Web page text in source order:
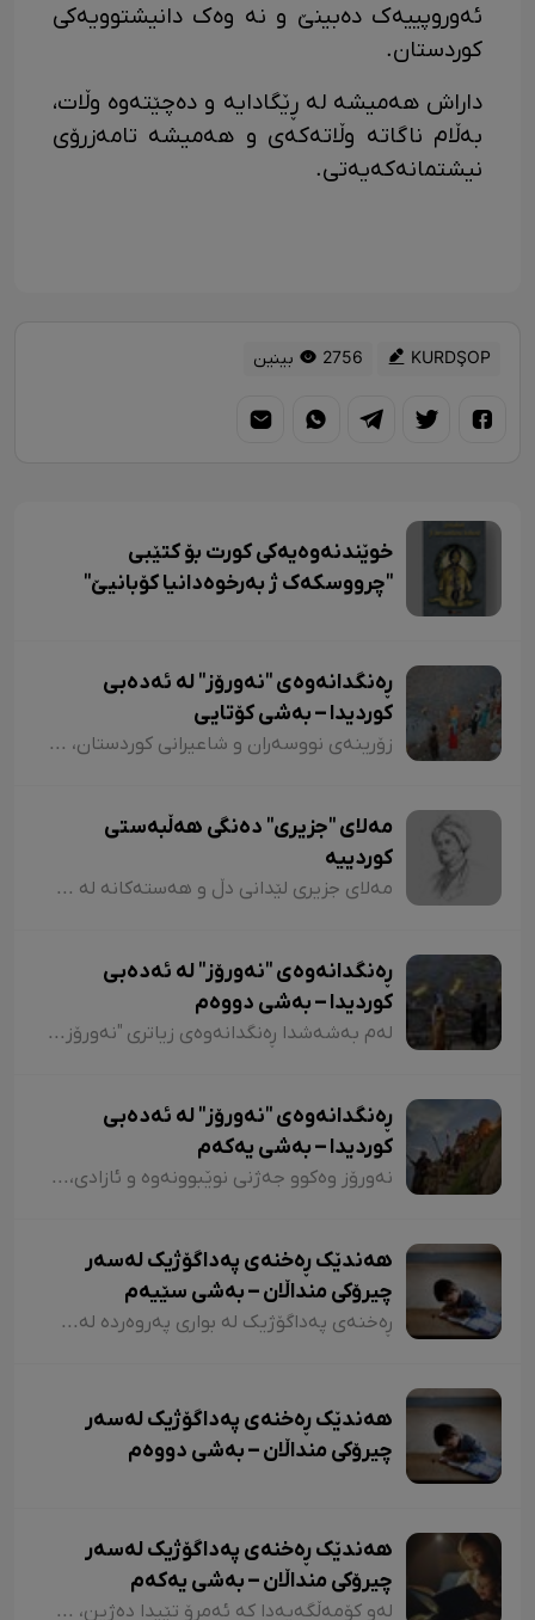
ئەوروپییەک دەبینێ و نە وەک دانیشتوویەکی
کوردستان.
داراش هەمیشە لە ڕێگادایە و دەچێتەوە وڵات،
بەڵام ناگاتە وڵاتەکەی و هەمیشە تامەزرۆی
نیشتمانەکەیەتی.
KURDŞOP 2756 بینین
خوێندنەوەیەکی کورت بۆ کتێبی
"چرووسکەک ژ بەرخوەدانیا کۆبانیێ"
ڕەنگدانەوەی "نەورۆز" لە ئەدەبی
کوردیدا – بەشی کۆتایی
زۆرینەی نووسەران و شاعیرانی کوردستان، لە شیعر و دەقەکانیاندا بە شێوازی جۆراوجۆر باسی نەورۆزیان کردووە کە لەبەر نەبوونی مەجال تەنیا ئاماژەمان بە چەند شاعیر و چەند نموونە شیعر کرد. پێم خۆشە لە کۆتاییشدا ئاماژە بەوە بکەم کە شاعیران "موخلیس، عەونی، هەژار، زاری، عەلی حەسەنیانی، ژیلا حسەینی، محەممەد ساڵح دیلان، ئەسیری، ناسر ئاغابرا، جەلال مەلەکشا، شێرکۆ بێکەس و عەبدوڵڵا پەشێو و..." لە چەندین شیعریاندا باسی "نەورۆز"یان کردووە و لەسەر کوردستانیبوونی نەورۆز جەختیان کردووەتەوە.
مەلای "جزیری" دەنگی هەڵبەستی
کوردییە
مەلای جزیری لێدانی دڵ و هەستەکانە لە شیعری کلاسیکدا. مەلای جزیری ساڵی ١٥٦٥ لە جزیری بۆتان لەدایک بووە. ناوی "ئەحمەد"ە و لە شیعردا نازناوی "نیشانی، مەلێ و مەلا"یە و لە سەدەی ١٧دا ژیاوە. مەلا ئەحمەد جزیری لەسەر دەستی باوکی (شێخ محەممەد) دەستی بە خوێندن کردووە و لە مەدرەسەی "هەکاری و عیمادی" درێژەی بە خوێندن داوە.
ڕەنگدانەوەی "نەورۆز" لە ئەدەبی
کوردیدا – بەشی دووەم
لەم بەشەشدا ڕەنگدانەوەی زیاتری "نەورۆز" لە شیعر و دەقی کوردیدا دەخەینەڕوو. هەروەها پێویستە ئاماژەش بەوە بکەم کە وێڕای ئەوەی لەم وتارەدا ڕەنگدانەوەی "نەورۆز" لە ئەدەبی کوردیدا دەبینین، ئاوڕێکیش لە شاعیران و نووسەرانمان دەدەینەوە کە بەداخەوە ناوی هەندێکیان بە فەرامۆشی سپێردراون.
ڕەنگدانەوەی "نەورۆز" لە ئەدەبی
کوردیدا – بەشی یەکەم
نەورۆز وەکوو جەژنی نوێبوونەوە و ئازادی، لە ئەدەبی کوردیدا و لەلای شاعیران و نووسەرانی کورد، هەمیشە جێی بایەخ و تێڕامان بووە. شاعیران و نووسەرانی کورد وەکوو دیوێکی جوانی و دەرچەیەکی ئازادی و هێمای ڕزگاریی نەتەوەیی، نەورۆزیان لەنێو شیعر و دەقەکەیاندا بەکار هێناوە. ئەم بابەتەش دەگەڕێتەوە بۆ گرێدراویی حاشاهەڵنەگری کورد و کوردستان بە نەورۆزەوە
هەندێک ڕەخنەی پەداگۆژیک لەسەر
چیرۆکی منداڵان – بەشی سێیەم
ڕەخنەی پەداگۆژیک لە بواری پەروەردە لەسەر چیرۆکی منداڵان؛ هەندێکجار لە چیرۆکی منداڵاندا تووشی ئەو جۆرە وشەیە دەبین کە کاریگەرییان لەسەر مێشکی منداڵان دەبێت و ڕێگەیان پێ دەدات بیرۆکەیەکی خراپ لە مێشکیاندا دروست بکەن. بۆ نموونە دەتوانین لێرەدا سەرنجەکانمان لەسەر چیرۆکی "تیتی و پیرێ، کال و سێڤێ و نیسکۆ" بخەینەڕوو. لە بەشێکی چیرۆکی "تیتی و پیرێ"دا وەها دەڵێت:
هەندێک ڕەخنەی پەداگۆژیک لەسەر
چیرۆکی منداڵان – بەشی دووەم
هەندێک ڕەخنەی پەداگۆژیک لەسەر
چیرۆکی منداڵان – بەشی یەکەم
لەو کۆمەڵگەیەدا کە ئەمڕۆ تێیدا دەژین، هەرچەندە دەبینین ئەدەبی کوردی لە گەشەکردندایە، بەتایبەتی ئەدەبی منداڵان، بەڵام زۆربەی چیرۆکەکانی منداڵان لایەنی لاوازی زۆریان هەیە کە کاریگەرییان لەسەر دەروونی منداڵان هەیە و دەبنە کێشە.